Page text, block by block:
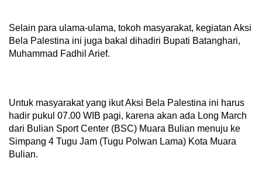
Selain para ulama-ulama, tokoh masyarakat, kegiatan Aksi
Bela Palestina ini juga bakal dihadiri Bupati Batanghari,
Muhammad Fadhil Arief.
Untuk masyarakat yang ikut Aksi Bela Palestina ini harus
hadir pukul 07.00 WIB pagi, karena akan ada Long March
dari Bulian Sport Center (BSC) Muara Bulian menuju ke
Simpang 4 Tugu Jam (Tugu Polwan Lama) Kota Muara
Bulian.